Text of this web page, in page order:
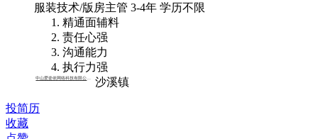
服装技术/版房主管 3-4年 学历不限
精通面辅料
责任心强
沟通能力
执行力强
沙溪镇
投简历
收藏